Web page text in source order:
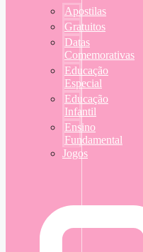
Apostilas
Gratuitos
Datas
Comemorativas
Educação
Especial
Educação
Infantil
Ensino
Fundamental
Jogos